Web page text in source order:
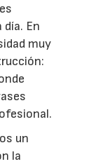
En
muy
un
la